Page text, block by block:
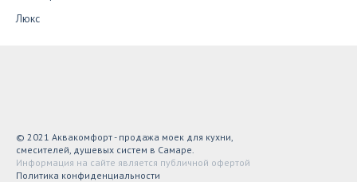
Люкс
© 2021 Аквакомфорт - продажа моек для кухни,
смесителей, душевых систем в Самаре.
Информация на сайте является публичной офертой
Политика конфиденциальности